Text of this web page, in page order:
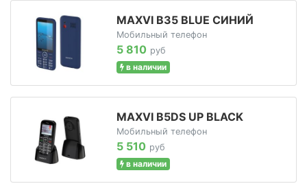
MAXVI B35 BLUE СИНИЙ
Мобильный телефон
5 810 руб
в наличии
MAXVI B5DS UP BLACK
Мобильный телефон
5 510 руб
в наличии